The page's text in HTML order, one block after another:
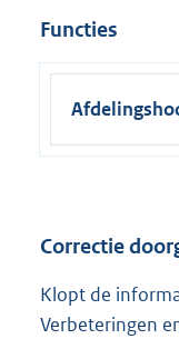
Functies
Correctie
Klopt de
Verbeteringen